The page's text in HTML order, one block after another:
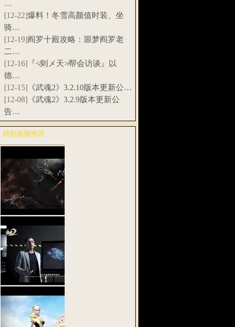
…
[12-22]爆料！冬雪高颜值时装、坐
骑…
[12-19]阎罗十殿攻略：噩梦阎罗老
二…
[12-16] 『≮则メ天≯帮会访谈』以
德…
[12-15] 《武魂2》3.2.10版本更新公…
[12-08] 《武魂2》3.2.9版本更新公
告…
精彩视频推荐
《武魂2》全息
CG预告片：天…
解密网易《武魂
2》全息实验…